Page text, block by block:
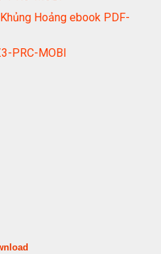
Hoảng ebook PDF-
PRC-MOBI